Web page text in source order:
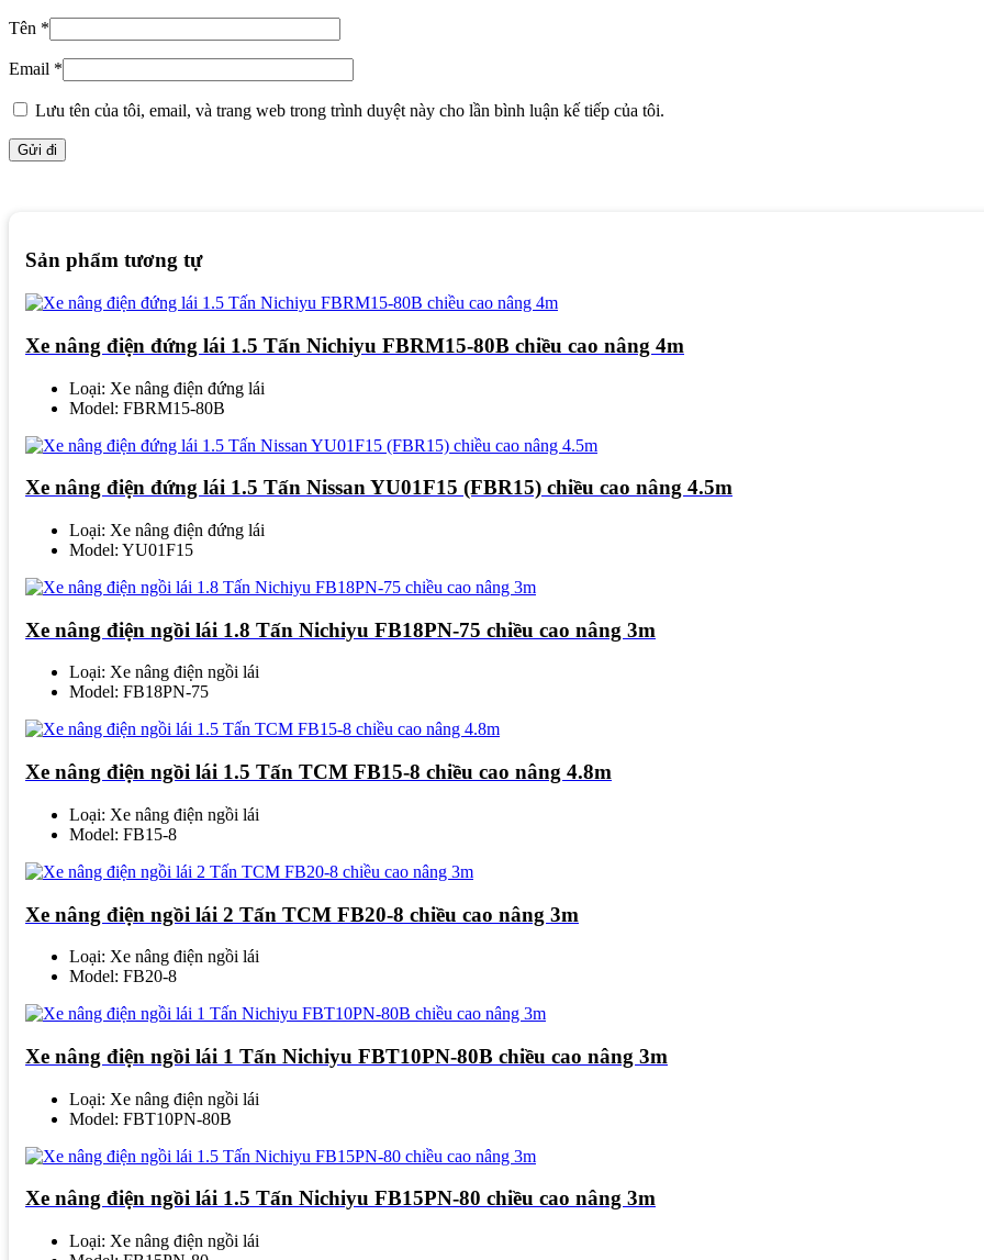
Tên *
Email *
Lưu tên của tôi, email, và trang web trong trình duyệt này cho lần bình luận kế tiếp của tôi.
Sản phẩm tương tự
Xe nâng điện đứng lái 1.5 Tấn Nichiyu FBRM15-80B chiều cao nâng 4m
Loại: Xe nâng điện đứng lái
Model: FBRM15-80B
Xe nâng điện đứng lái 1.5 Tấn Nissan YU01F15 (FBR15) chiều cao nâng 4.5m
Loại: Xe nâng điện đứng lái
Model: YU01F15
Xe nâng điện ngồi lái 1.8 Tấn Nichiyu FB18PN-75 chiều cao nâng 3m
Loại: Xe nâng điện ngồi lái
Model: FB18PN-75
Xe nâng điện ngồi lái 1.5 Tấn TCM FB15-8 chiều cao nâng 4.8m
Loại: Xe nâng điện ngồi lái
Model: FB15-8
Xe nâng điện ngồi lái 2 Tấn TCM FB20-8 chiều cao nâng 3m
Loại: Xe nâng điện ngồi lái
Model: FB20-8
Xe nâng điện ngồi lái 1 Tấn Nichiyu FBT10PN-80B chiều cao nâng 3m
Loại: Xe nâng điện ngồi lái
Model: FBT10PN-80B
Xe nâng điện ngồi lái 1.5 Tấn Nichiyu FB15PN-80 chiều cao nâng 3m
Loại: Xe nâng điện ngồi lái